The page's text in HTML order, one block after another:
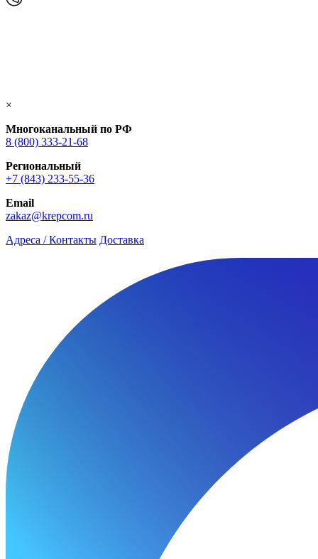
×
Многоканальный по РФ
8 (800) 333‑21-68
Региональный
+7 (843) 233-55-36
Email
zakaz@krepcom.ru
Адреса / Контакты Доставка